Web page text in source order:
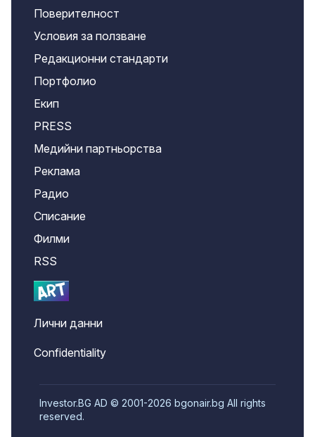
Поверителност
Условия за ползване
Редакционни стандарти
Портфолио
Екип
PRESS
Медийни партньорства
Реклама
Радио
Списание
Филми
RSS
Лични данни
Confidentiality
Investor.BG AD © 2001-2026 bgonair.bg All rights
reserved.